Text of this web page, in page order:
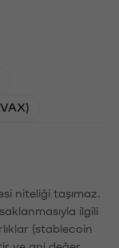
niteliği taşımaz.
ilgili
(stablecoin
ve ani değer